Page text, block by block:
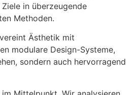
in überzeugende
Methoden.
Ästhetik mit
modulare Design-Systeme,
sondern auch hervorragend